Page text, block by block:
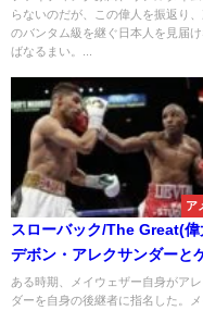
らないのだが、この偉人を振返り
のバンタム級を継ぐ日本人を見届け
ばなるまい。...
ア
スローバック/The Great(偉
デボン・アレクサンダーと
ン・カンニガム
ある時期、メイウェザー自身がア
ダーを自身の後継者に指名した。メ